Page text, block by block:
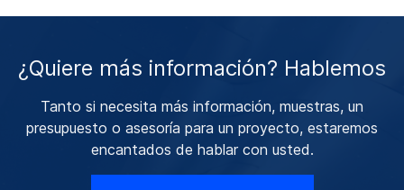
¿Quiere más información? Hablemos
Tanto si necesita más información, muestras, un
presupuesto o asesoría para un proyecto, estaremos
encantados de hablar con usted.